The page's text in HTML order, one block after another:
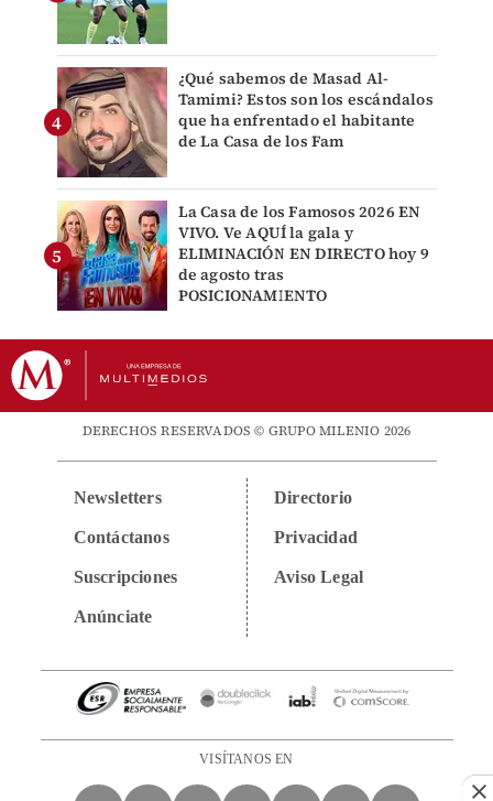
¿Qué sabemos de Masad Al-
Tamimi? Estos son los escándalos
que ha enfrentado el habitante
de La Casa de los Fam
La Casa de los Famosos 2026 EN
VIVO. Ve AQUÍ la gala y
ELIMINACIÓN EN DIRECTO hoy 9
de agosto tras
POSICIONAMIENTO
DERECHOS RESERVADOS © GRUPO MILENIO 2026
Newsletters
Contáctanos
Suscripciones
Anúnciate
Directorio
Privacidad
Aviso Legal
VISÍTANOS EN